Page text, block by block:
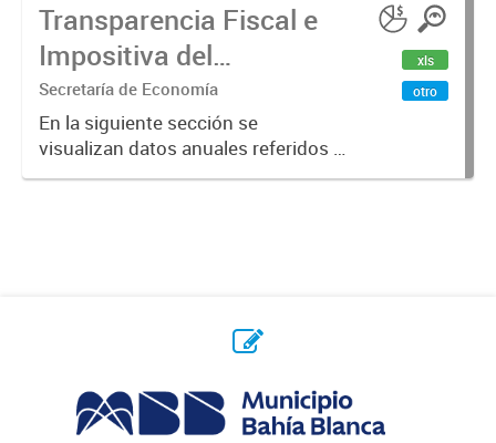
Transparencia Fiscal e
Impositiva del
Municipio. Año 2023
Secretaría de Economía
En la siguiente sección se
visualizan datos anuales referidos a
la transparencia fiscal e impositiva
xls
otro